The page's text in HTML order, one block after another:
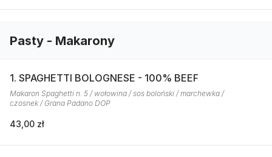
Pasty - Makarony
1. SPAGHETTI BOLOGNESE - 100% BEEF
Makaron Spaghetti n. 5 / wołowina / sos boloński / marchewka /
czosnek / Grana Padano DOP
43,00 zł